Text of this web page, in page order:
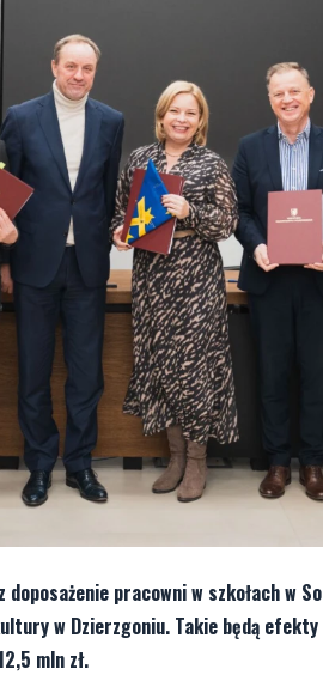
pracowni w szkołach w
w Dzierzgoniu. Takie będą
mln zł.